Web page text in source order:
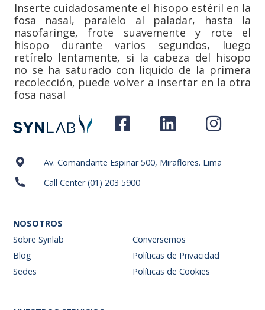
Inserte cuidadosamente el hisopo estéril en la
fosa nasal, paralelo al paladar, hasta la
nasofaringe, frote suavemente y rote el
hisopo durante varios segundos, luego
retírelo lentamente, si la cabeza del hisopo
no se ha saturado con liquido de la primera
recolección, puede volver a insertar en la otra
fosa nasal
Av. Comandante Espinar 500, Miraflores. Lima
Call Center (01) 203 5900
NOSOTROS
Sobre Synlab
Blog
Sedes
Conversemos
Políticas de Privacidad
Políticas de Cookies